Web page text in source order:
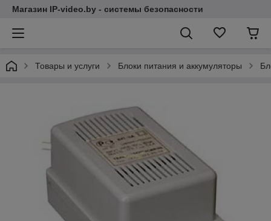
Магазин IP-video.by - системы безопасности
Товары и услуги Блоки питания и аккумуляторы